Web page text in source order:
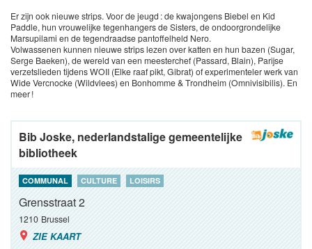
Er zijn ook nieuwe strips. Voor de jeugd : de kwajongens Biebel en Kid
Paddle, hun vrouwelijke tegenhangers de Sisters, de ondoorgrondelijke
Marsupilami en de tegendraadse pantoffelheld Nero.
Volwassenen kunnen nieuwe strips lezen over katten en hun bazen (Sugar,
Serge Baeken), de wereld van een meesterchef (Passard, Blain), Parijse
verzetslieden tijdens WOII (Elke raaf pikt, Gibrat) of experimenteler werk van
Wide Vercnocke (Wildvlees) en Bonhomme & Trondheim (Omnivisibilis). En
meer !
Bib Joske, nederlandstalige gemeentelijke
bibliotheek
COMMUNAL CULTURE LOISIRS
Grensstraat 2
1210 Brussel
ZIE KAART